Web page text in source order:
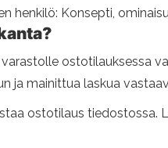
henkilö: Konsepti,
ostotilauksessa
ja mainittua laskua
ostotilaus